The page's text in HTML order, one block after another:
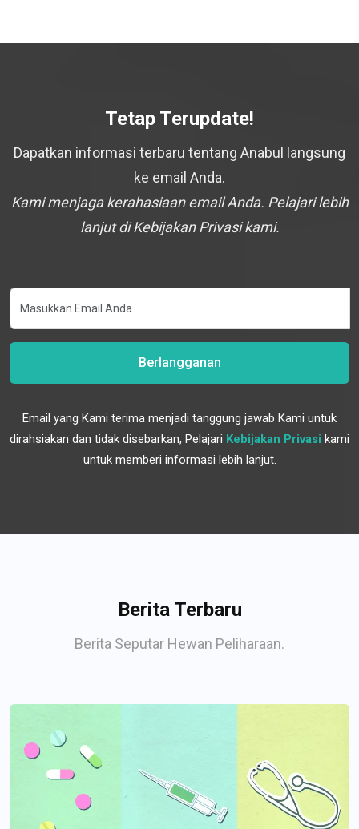
Tetap Terupdate!
Dapatkan informasi terbaru tentang Anabul langsung
ke email Anda.
Kami menjaga kerahasiaan email Anda. Pelajari lebih
lanjut di Kebijakan Privasi kami.
Berlangganan
Email yang Kami terima menjadi tanggung jawab Kami untuk
dirahsiakan dan tidak disebarkan, Pelajari Kebijakan Privasi kami
untuk memberi informasi lebih lanjut.
Berita Terbaru
Berita Seputar Hewan Peliharaan.